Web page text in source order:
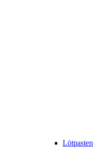
Lötpasten